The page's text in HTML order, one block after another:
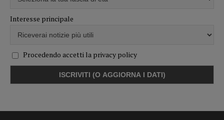
Interesse principale
Procedendo accetti la privacy policy